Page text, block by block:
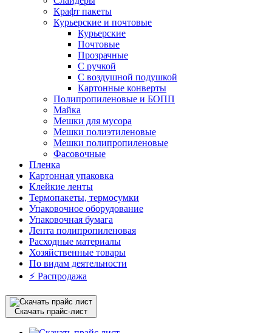
Крафт пакеты
Курьерские и почтовые
Курьерские
Почтовые
Прозрачные
С ручкой
С воздушной подушкой
Картонные конверты
Полипропиленовые и БОПП
Майка
Мешки для мусора
Мешки полиэтиленовые
Мешки полипропиленовые
Фасовочные
Пленка
Картонная упаковка
Клейкие ленты
Термопакеты, термосумки
Упаковочное оборудование
Упаковочная бумага
Лента полипропиленовая
Расходные материалы
Хозяйственные товары
По видам деятельности
⚡️ Распродажа
Скачать прайс-лист